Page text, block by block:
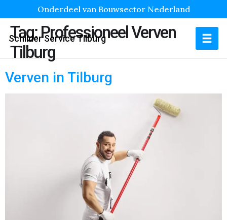
Onderdeel van Bouwsector Nederland
Schilder Service Tilburg
Tag:Professioneel Verven
Tilburg
Verven in Tilburg